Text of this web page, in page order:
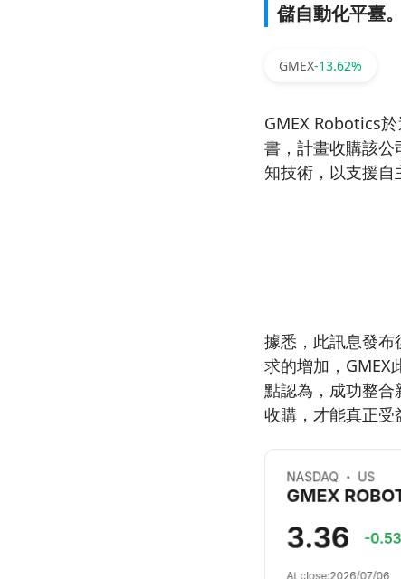
儲自動化平臺。
GMEX-13.62%
GMEX Robotics
書，計畫收購該
知技術，以支援自
據悉，此訊息發布
求的增加，GMEX
點認為，成功整
收購，才能真正受